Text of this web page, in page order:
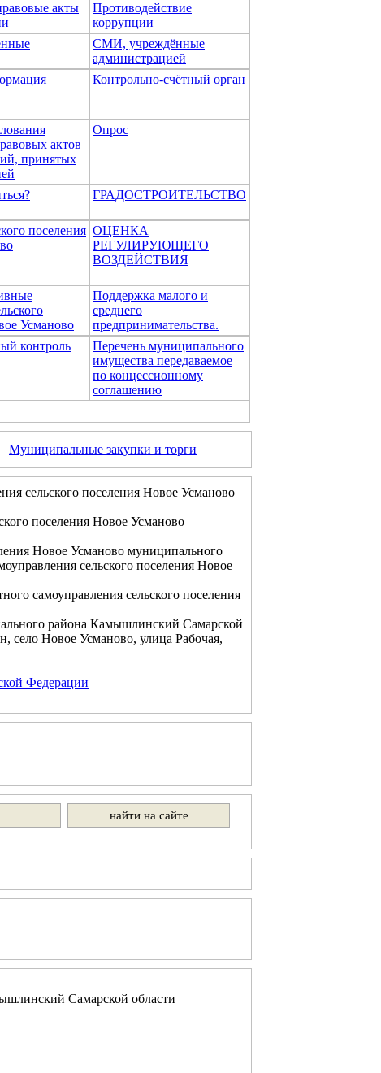
акты
Противодействие
коррупции
СМИ, учреждённые
администрацией
Контрольно-счётный орган
актов
принятых
Опрос
ГРАДОСТРОИТЕЛЬСТВО
поселения ОЦЕНКА
РЕГУЛИРУЮЩЕГО
ВОЗДЕЙСТВИЯ
Усманово
Поддержка малого и
среднего
предпринимательства.
контроль
Перечень муниципального
имущества передаваемое
по концессионному
соглашению
Муниципальные закупки и торги
сельского поселения Новое Усманово
поселения Новое Усманово
Новое Усманово муниципального
сельского поселения Новое
самоуправления сельского поселения
района Камышлинский Самарской
село Новое Усманово, улица Рабочая,
Федерации
Самарской области